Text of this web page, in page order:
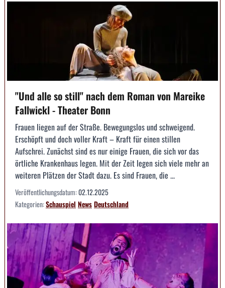
"Und alle so still" nach dem Roman von Mareike
Fallwickl - Theater Bonn
Frauen liegen auf der Straße. Bewegungslos und schweigend.
Erschöpft und doch voller Kraft – Kraft für einen stillen
Aufschrei. Zunächst sind es nur einige Frauen, die sich vor das
örtliche Krankenhaus legen. Mit der Zeit legen sich viele mehr an
weiteren Plätzen der Stadt dazu. Es sind Frauen, die ...
Veröffentlichungsdatum:02.12.2025
Kategorien:Schauspiel NewsDeutschland